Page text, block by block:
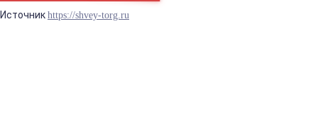
Источник https://shvey-torg.ru